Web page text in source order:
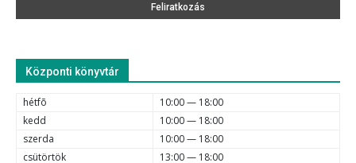
Központi könyvtár
hétfõ
10:00 — 18:00
kedd
10:00 — 18:00
szerda
10:00 — 18:00
csütörtök
13:00 — 18:00